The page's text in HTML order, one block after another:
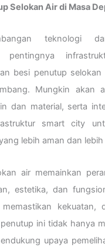
Selokan Air di Masa
teknologi
pentingnya
besi penutup selokan
Mungkin akan
dan material, serta
smart city
lebih aman dan lebih
air memainkan
estetika, dan
kekuatan,
ini tidak hanya
upaya